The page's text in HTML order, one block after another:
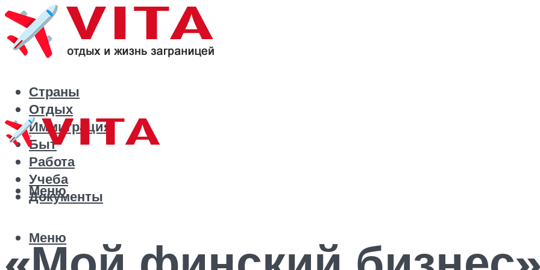
Страны
Отдых
Иммиграция
Быт
Работа
Учеба
Документы
Меню
Меню